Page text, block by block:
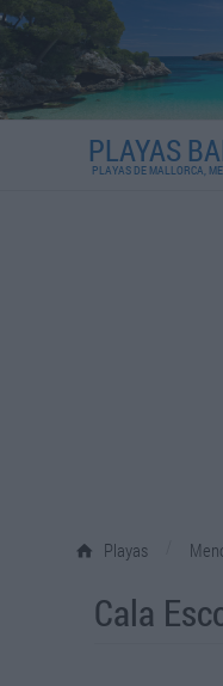
PLAYAS
PLAYAS DE MALLORCA,
Playas
Cala